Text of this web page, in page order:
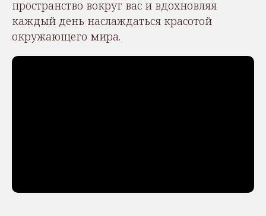
пространство вокруг вас и вдохновляя
каждый день наслаждаться красотой
окружающего мира.